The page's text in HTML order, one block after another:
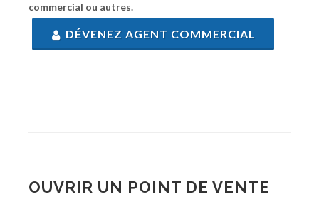
commercial ou autres.
DÉVENEZ AGENT COMMERCIAL
OUVRIR UN POINT DE VENTE